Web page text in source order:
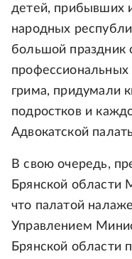
детей, прибывших
народных
большой праздник
профессиональных
грима, придумали
подростков и
Адвокатской
В свою очередь,
Брянской области
что палатой
Управлением
Брянской области